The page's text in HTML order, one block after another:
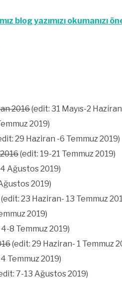
blog yazımızı okumanızı
2016(edit: 31 Mayıs-2
2019)
29 Haziran -6 Temmuz 2019)
(edit: 19-21 Temmuz 2019)
Ağustos 2019)
2019)
(edit: 23 Haziran- 13 Temmuz
2019)
8 Temmuz 2019)
(edit: 29 Haziran- 1 Temmuz
Temmuz 2019)
7-13 Ağustos 2019)